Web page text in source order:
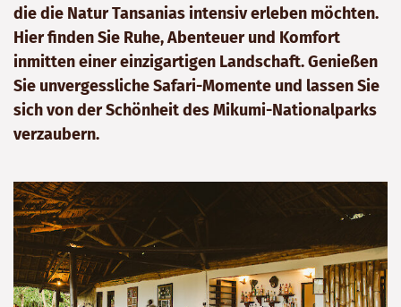
die die Natur Tansanias intensiv erleben möchten.
Hier finden Sie Ruhe, Abenteuer und Komfort
inmitten einer einzigartigen Landschaft. Genießen
Sie unvergessliche Safari-Momente und lassen Sie
sich von der Schönheit des Mikumi-Nationalparks
verzaubern.